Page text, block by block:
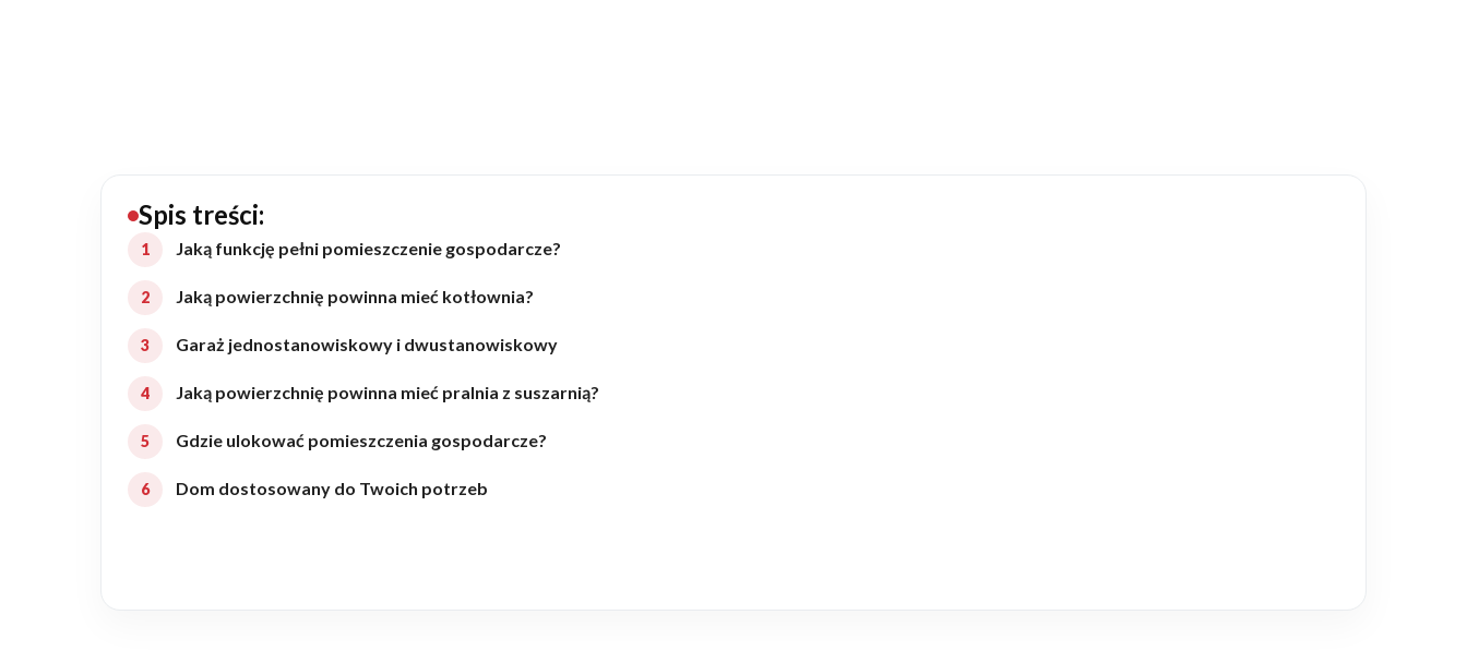
Rezydencje
Rozbudowa
Remonty
Budynki biurowe
Realizacje
Spis treści:
Jaką funkcję pełni pomieszczenie gospodarcze?
Jaką powierzchnię powinna mieć kotłownia?
Garaż jednostanowiskowy i dwustanowiskowy
Jaką powierzchnię powinna mieć pralnia z suszarnią?
Gdzie ulokować pomieszczenia gospodarcze?
Dom dostosowany do Twoich potrzeb